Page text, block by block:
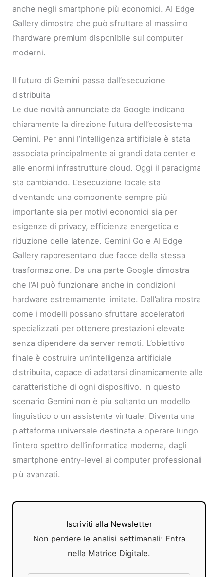
anche negli smartphone più economici. AI Edge
Gallery dimostra che può sfruttare al massimo
l’hardware premium disponibile sui computer
moderni.
Il futuro di Gemini passa dall’esecuzione
distribuita
Le due novità annunciate da Google indicano
chiaramente la direzione futura dell’ecosistema
Gemini. Per anni l’intelligenza artificiale è stata
associata principalmente ai grandi data center e
alle enormi infrastrutture cloud. Oggi il paradigma
sta cambiando. L’esecuzione locale sta
diventando una componente sempre più
importante sia per motivi economici sia per
esigenze di privacy, efficienza energetica e
riduzione delle latenze. Gemini Go e AI Edge
Gallery rappresentano due facce della stessa
trasformazione. Da una parte Google dimostra
che l’AI può funzionare anche in condizioni
hardware estremamente limitate. Dall’altra mostra
come i modelli possano sfruttare acceleratori
specializzati per ottenere prestazioni elevate
senza dipendere da server remoti. L’obiettivo
finale è costruire un’intelligenza artificiale
distribuita, capace di adattarsi dinamicamente alle
caratteristiche di ogni dispositivo. In questo
scenario Gemini non è più soltanto un modello
linguistico o un assistente virtuale. Diventa una
piattaforma universale destinata a operare lungo
l’intero spettro dell’informatica moderna, dagli
smartphone entry-level ai computer professionali
più avanzati.
Iscriviti alla Newsletter
Non perdere le analisi settimanali: Entra
nella Matrice Digitale.